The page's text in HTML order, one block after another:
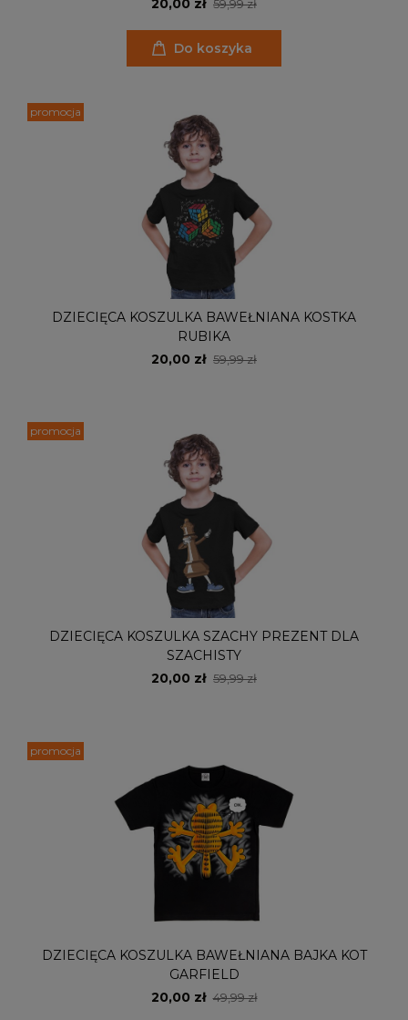
59,99 zł
Do koszyka
DZIECIĘCA KOSZULKA BAWEŁNIANA KOSTKA
RUBIKA
20,00 zł 59,99 zł
promocja
DZIECIĘCA KOSZULKA SZACHY PREZENT DLA
SZACHISTY
20,00 zł 59,99 zł
promocja
DZIECIĘCA KOSZULKA BAWEŁNIANA BAJKA KOT
GARFIELD
20,00 zł 49,99 zł
promocja